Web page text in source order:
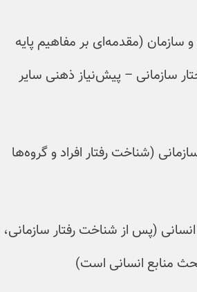
بر مفاهیم پایه
پیش‌نیاز ذهنی سایر
رفتار افراد و گروه‌ها
شناخت رفتار سازمانی،
است)